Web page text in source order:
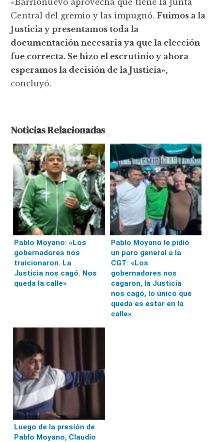
Central del gremio y las impugnó.Fuimos a la
Justicia y presentamos toda la
documentación necesaria ya que la elección
fue correcta. Se hizo el escrutinio y ahora
esperamos la decisión de la Justicia»,
concluyó.
Noticias Relacionadas
Pablo Moyano: «Los
gobernadores nos
traicionaron. La
Justicia nos cagó. Nos
queda la calle»
Pablo Moyano le pidió
un paro general a la
CGT: «Los
gobernadores nos
cagaron, la Justicia
nos cagó, lo único que
queda es estar en la
calle»
Luego de la presión de
Pablo Moyano, Claudio